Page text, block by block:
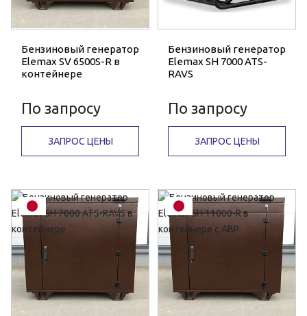
Бензиновый генератор
Elemax SV 6500S-R в
контейнере
По запросу
ЗАПРОС ЦЕНЫ
Бензиновый генератор
Elemax SH 7000 ATS-
RAVS
По запросу
ЗАПРОС ЦЕНЫ